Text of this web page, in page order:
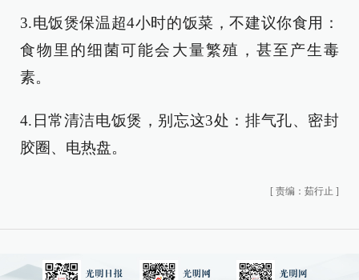
3.电饭煲保温超4小时的饭菜，不建议你食用：
食物里的细菌可能会大量繁殖，甚至产生毒
素。
4.日常清洁电饭煲，别忘这3处：排气孔、密封
胶圈、电热盘。
[ 责编：茹行止 ]